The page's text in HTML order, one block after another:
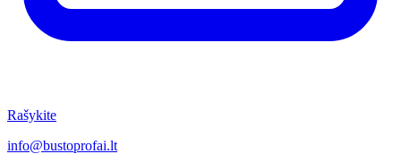
Rašykite
info@bustoprofai.lt